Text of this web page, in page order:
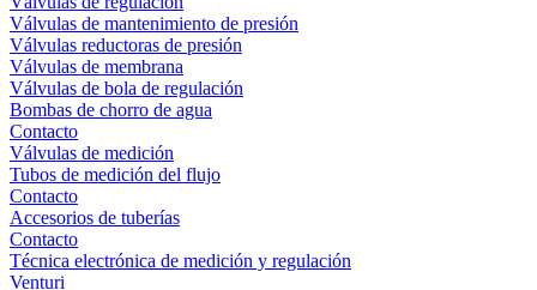
Válvulas de mantenimiento de presión
Válvulas reductoras de presión
Válvulas de membrana
Válvulas de bola de regulación
Bombas de chorro de agua
Contacto
Válvulas de medición
Tubos de medición del flujo
Contacto
Accesorios de tuberías
Contacto
Técnica electrónica de medición y regulación
Venturi